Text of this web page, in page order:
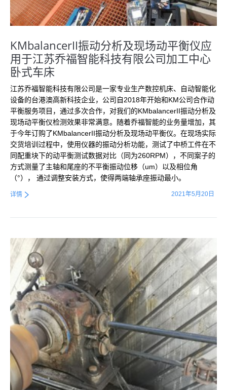
KMbalancerII振动分析及现场动平衡仪应
用于江苏乔福智能科技有限公司加工中心
卧式车床
江苏乔福智能科技有限公司是一家专业生产数控机床、自动智能化
设备的台港澳高新科技企业，公司自2018年开始和KM公司合作动
平衡服务项目，通过多次合作，对我们的KMbalancerII振动分析及
现场动平衡仪检测效果非常满意。随着乔福智能的业务量增加，其
于今年订购了KMbalancerII振动分析及现场动平衡仪。在现场实际
交货培训过程中，使用仪器的振动分析功能，测试了中桥工件在不
同配重块下的动平衡测试数据对比（同为260RPM），不同案子的
方式测量了主轴和尾座的不平衡振动位移（um）以及相位角
（°）， 通过调整安装方式，使得两端轴承座振动最小。
2021年5月20日
详情